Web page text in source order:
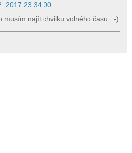
2017 23:34:00
musím najít chvilku volného času. :-)